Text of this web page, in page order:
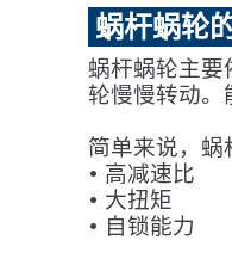
蜗杆蜗轮
蜗杆蜗轮主
轮慢慢转动。
简单来说，蜗
• 高减速比
• 大扭矩
• 自锁能力